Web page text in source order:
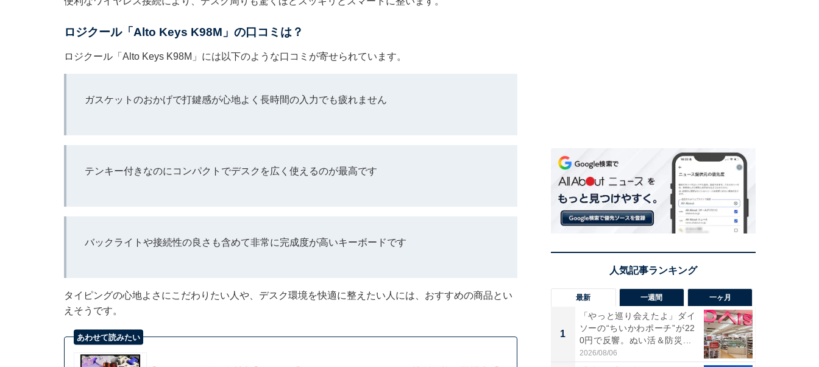
ロジクール「Alto Keys K98M」の口コミは？
ロジクール「Alto Keys K98M」には以下のような口コミが寄せられています。
ガスケットのおかげで打鍵感が心地よく長時間の入力でも疲れません
テンキー付きなのにコンパクトでデスクを広く使えるのが最高です
バックライトや接続性の良さも含めて非常に完成度が高いキーボードです
タイピングの心地よさにこだわりたい人や、デスク環境を快適に整えたい人には、おすすめの商品とい
えそうです。
あわせて読みたい
最新 一週間 一ヶ月
1
「やっと巡り会えたよ」ダイ
ソーの“ちいかわポーチ”が22
0円で反響。ぬい活＆防災...
2026/08/06